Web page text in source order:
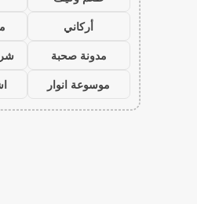
أركاني
مدونة صحبة
موسوعة انوار